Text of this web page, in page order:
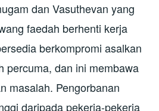
dan Vasuthevan yang
faedah berhenti kerja
berkompromi asalkan
percuma, dan ini membawa
masalah. Pengorbanan
daripada pekerja-pekerja